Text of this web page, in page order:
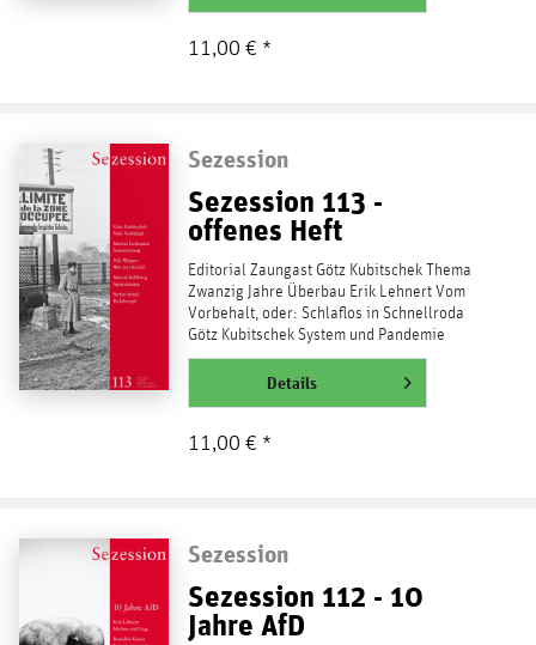
11,00 € *
Sezession
Sezession 113 -
offenes Heft
Editorial Zaungast Götz Kubitschek Thema
Zwanzig Jahre Überbau Erik Lehnert Vom
Vorbehalt, oder: Schlaflos in Schnellroda
Götz Kubitschek System und Pandemie
Martin Lichtmesz...
weiterlesenDetails
11,00 € *
Sezession
Sezession 112 - 10
Jahre AfD